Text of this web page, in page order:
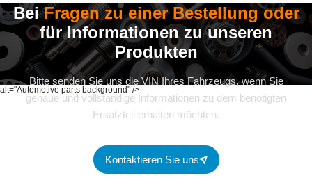
alt="Automotive parts background" />
BeiFragen zu einer Bestellung oder
für Informationen zu unseren
Produkten
Bitte senden Sie uns die VIN Ihres Fahrzeugs, wenn Sie
genaue und vollständige Informationen zu dem benötigten
Ersatzteil erhalten möchten.
Kontaktieren Sie uns